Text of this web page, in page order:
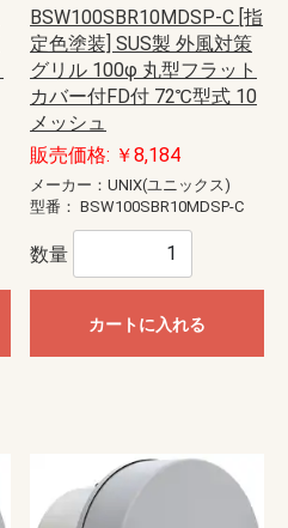
BSW100SBR10MDSP-C [指
定色塗装] SUS製 外風対策
グリル 100φ 丸型フラット
カバー付FD付 72℃型式 10
メッシュ
販売価格: ￥8,184
メーカー：UNIX(ユニックス)
型番： BSW100SBR10MDSP-C
数量
カートに入れる